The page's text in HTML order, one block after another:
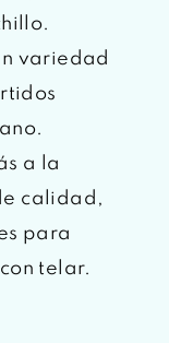
variedad
a la
calidad,
para
telar.